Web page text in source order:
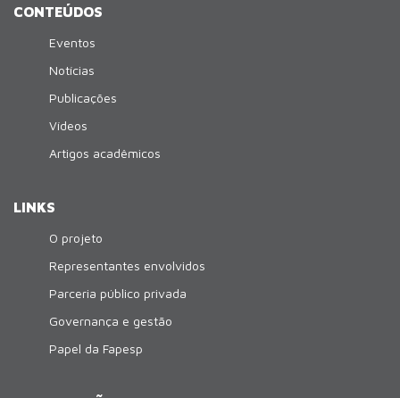
CONTEÚDOS
Eventos
Notícias
Publicações
Vídeos
Artigos acadêmicos
LINKS
O projeto
Representantes envolvidos
Parceria público privada
Governança e gestão
Papel da Fapesp